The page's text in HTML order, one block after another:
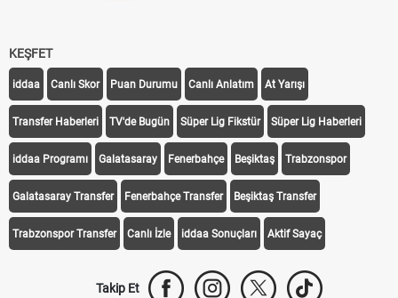
KEŞFET
iddaa Canlı Skor Puan Durumu Canlı Anlatım At Yarışı
Transfer Haberleri TV'de Bugün Süper Lig Fikstür Süper Lig Haberleri
iddaa Programı Galatasaray Fenerbahçe Beşiktaş Trabzonspor
Galatasaray Transfer Fenerbahçe Transfer Beşiktaş Transfer
Trabzonspor Transfer Canlı İzle iddaa Sonuçları Aktif Sayaç
Takip Et